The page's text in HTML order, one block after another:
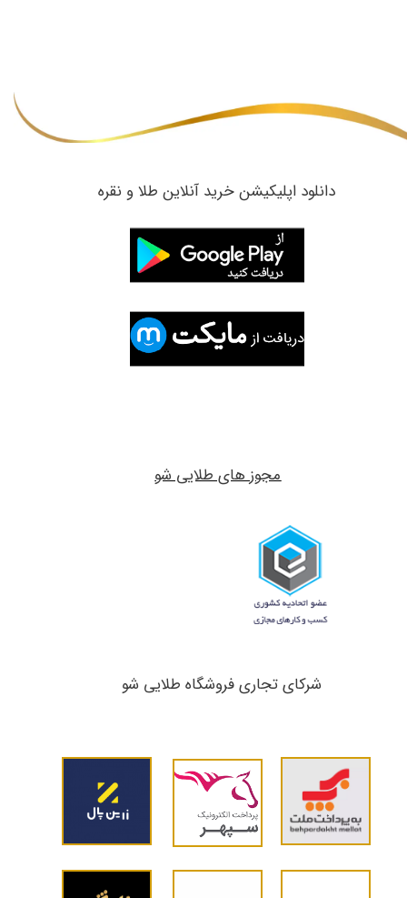
شرکای تجاری ​​​​​​​فروشگاه طلایی شو
​دانلود اپلیکیشن خرید آنلاین طلا و نقره
مجوز های طلایی شو